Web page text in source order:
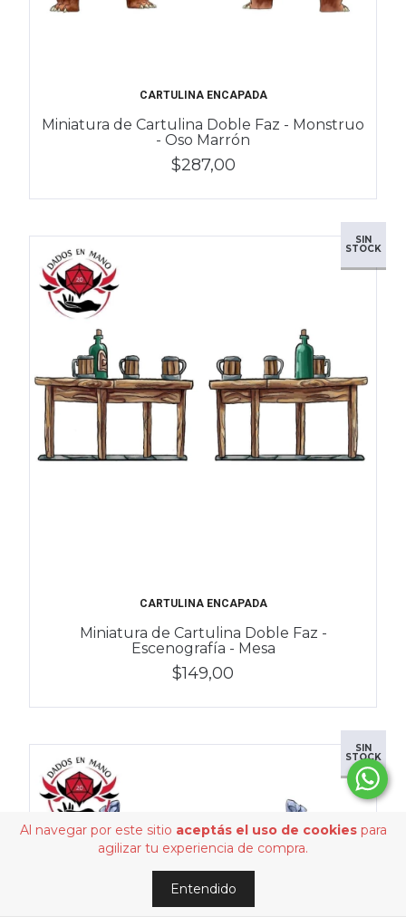
Al navegar por este sitio aceptás el uso de cookiespara
agilizar tu experiencia de compra.
Entendido
CARTULINA ENCAPADA
Miniatura de Cartulina Doble Faz - Monstruo
- Oso Marrón
$287,00
SIN
STOCK
CARTULINA ENCAPADA
Miniatura de Cartulina Doble Faz -
Escenografía - Mesa
$149,00
SIN
STOCK